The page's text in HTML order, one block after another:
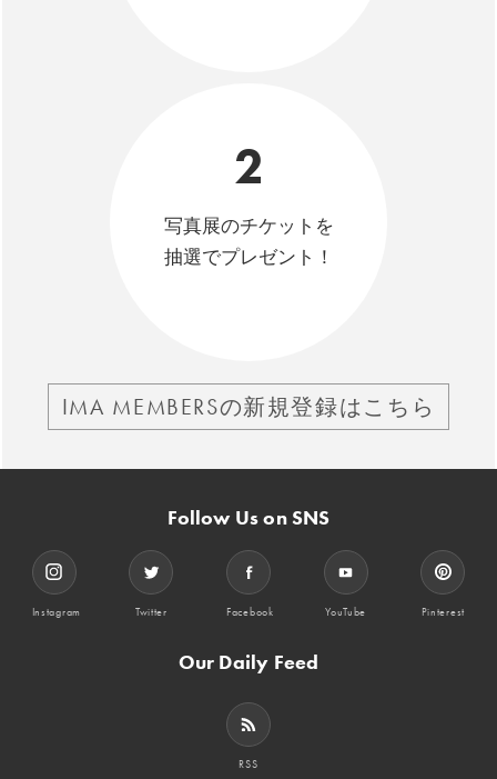
2
写真展のチケットを
抽選でプレゼント！
IMA MEMBERSの新規登録はこちら
Follow Us on SNS
Instagram Twitter Facebook YouTube Pinterest
Our Daily Feed
RSS